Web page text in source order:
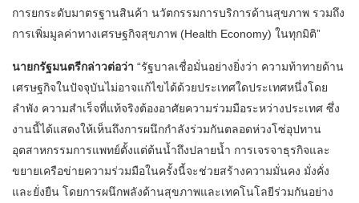
การยกระดับมาตรฐานสินค้า นวัตกรรมการบริการด้านสุขภาพ รวมถึง
การเพิ่มมูลค่าทางเศรษฐกิจสุขภาพ (Health Economy) ในทุกมิติ”
นายกรัฐมนตรีกล่าวต่อว่า “รัฐบาลเชื่อมั่นอย่างยิ่งว่า ความท้าทายด้าน
เศรษฐกิจในปัจจุบันไม่อาจแก้ไขได้ด้วยประเทศใดประเทศหนึ่งโดย
ลำพัง ความสำเร็จที่แท้จริงต้องอาศัยความร่วมมือระหว่างประเทศ ซึ่ง
งานนี้ได้แสดงให้เห็นถึงการผนึกกำลังร่วมกันตลอดห่วงโซ่อุปทาน
อุตสาหกรรมการแพทย์ตั้งแต่ต้นน้ำถึงปลายน้ำ การเจรจาธุรกิจและ
ขยายเครือข่ายความร่วมมือในครั้งนี้จะช่วยสร้างความมั่นคง มั่งคั่ง
และยั่งยืน โดยการผนึกพลังด้านสุขภาพและเทคโนโลยีร่วมกันอย่าง